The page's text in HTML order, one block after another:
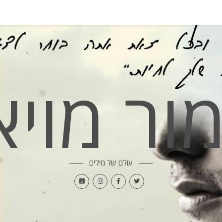
עולם של מילים